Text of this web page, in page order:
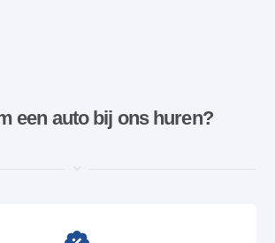
een ​​auto bij ons huren?